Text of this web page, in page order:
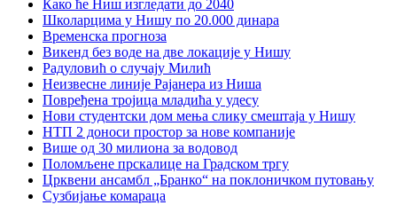
Како ће Ниш изгледати до 2040
Школарцима у Нишу по 20.000 динара
Временска прогноза
Викенд без воде на две локације у Нишу
Радуловић о случају Милић
Неизвесне линије Рајанера из Ниша
Повређена тројица младића у удесу
Нови студентски дом мења слику смештаја у Нишу
НТП 2 доноси простор за нове компаније
Више од 30 милиона за водовод
Поломљене прскалице на Градском тргу
Црквени ансамбл „Бранко“ на поклоничком путовању
Сузбијање комараца